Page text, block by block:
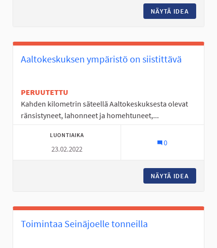
NÄYTÄ IDEA
Aaltokeskuksen ympäristö on siistittävä
PERUUTETTU
Kahden kilometrin säteellä Aaltokeskuksesta olevat
ränsistyneet, lahonneet ja homehtuneet,...
LUONTIAIKA
23.02.2022
0
NÄYTÄ IDEA
Toimintaa Seinäjoelle tonneilla